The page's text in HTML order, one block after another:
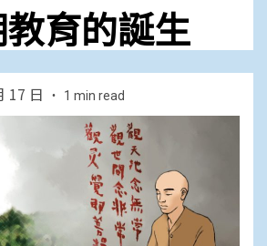
育的誕生
17 日 1 min read